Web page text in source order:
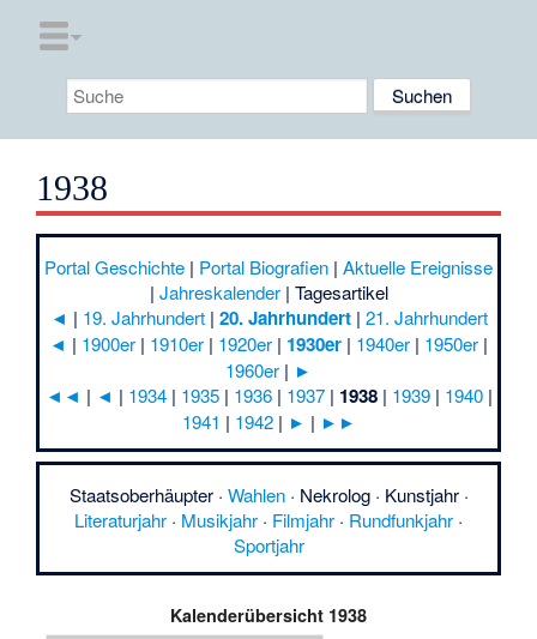
1938
Portal Geschichte | Portal Biografien | Aktuelle Ereignisse
| Jahreskalender| Tagesartikel
◄ | 19. Jahrhundert| 20. Jahrhundert| 21. Jahrhundert
◄ | 1900er | 1910er | 1920er | 1930er | 1940er | 1950er |
1960er | ►
◄◄ | ◄ | 1934| 1935| 1936| 1937| 1938| 1939| 1940|
1941 | 1942| ► | ►►
Staatsoberhäupter· Wahlen· Nekrolog· Kunstjahr·
Literaturjahr · Musikjahr · Filmjahr · Rundfunkjahr ·
Sportjahr
Kalenderübersicht 1938